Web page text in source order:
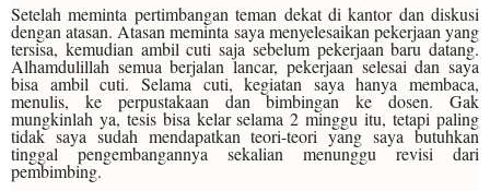
Setelah meminta pertimbangan teman dekat di kantor dan diskusi
dengan atasan. Atasan meminta saya menyelesaikan pekerjaan yang
tersisa, kemudian ambil cuti saja sebelum pekerjaan baru datang.
Alhamdulillah semua berjalan lancar, pekerjaan selesai dan saya
bisa ambil cuti. Selama cuti, kegiatan saya hanya membaca,
menulis, ke perpustakaan dan bimbingan ke dosen. Gak
mungkinlah ya, tesis bisa kelar selama 2 minggu itu, tetapi paling
tidak saya sudah mendapatkan teori-teori yang saya butuhkan
tinggal pengembangannya sekalian menunggu revisi dari
pembimbing.